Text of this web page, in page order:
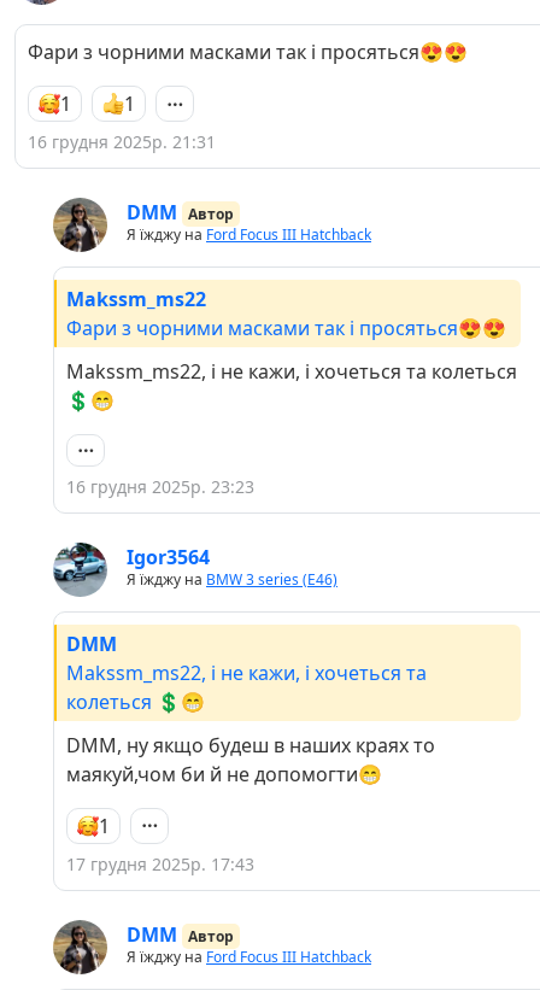
Фари з чорними масками так і просяться😍😍
1
1
16 грудня 2025р. 21:31
DMM Автор
Я їжджу на Ford Focus III Hatchback
Makssm_ms22
Фари з чорними масками так і просяться😍😍
Makssm_ms22, і не кажи, і хочеться та колеться
💲😁
16 грудня 2025р. 23:23
Igor3564
Я їжджу на BMW 3 series (E46)
DMM
Makssm_ms22, і не кажи, і хочеться та
колеться 💲😁
DMM, ну якщо будеш в наших краях то
маякуй,чом би й не допомогти😁
1
17 грудня 2025р. 17:43
DMM Автор
Я їжджу на Ford Focus III Hatchback